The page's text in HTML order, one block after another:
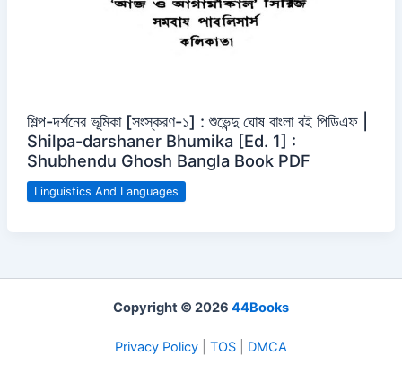
শিল্প-দর্শনের ভূমিকা [সংস্করণ-১] : শুভেন্দু ঘোষ বাংলা বই পিডিএফ |
Shilpa-darshaner Bhumika [Ed. 1] :
Shubhendu Ghosh Bangla Book PDF
Linguistics And Languages
Copyright © 2026 44Books
Privacy Policy TOS DMCA